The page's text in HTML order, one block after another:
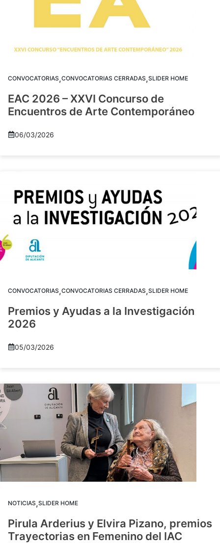
CONVOCATORIAS,CONVOCATORIAS CERRADAS,SLIDER HOME
EAC 2026 – XXVI Concurso de
Encuentros de Arte Contemporáneo
06/03/2026
CONVOCATORIAS,CONVOCATORIAS CERRADAS,SLIDER HOME
Premios y Ayudas a la Investigación
2026
05/03/2026
NOTICIAS,SLIDER HOME
Pirula Arderius y Elvira Pizano, premios
Trayectorias en Femenino del IAC